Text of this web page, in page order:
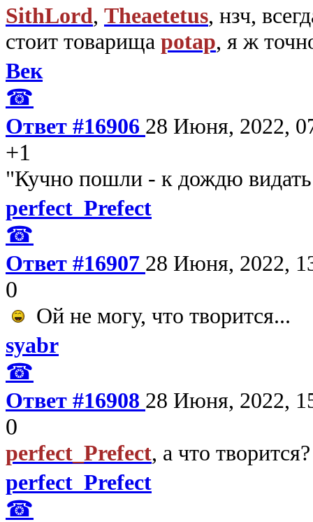
SithLord, Theaetetus, нзч,
стоит товарища potap, я ж
Век
☎
Ответ #16906 28 Июня, 2022,
+1
"Кучно пошли - к дождю
perfect_Prefect
☎
Ответ #16907 28 Июня, 2022,
0
Ой не могу, что творится...
syabr
☎
Ответ #16908 28 Июня, 2022,
0
perfect_Prefect, а что
perfect_Prefect
☎